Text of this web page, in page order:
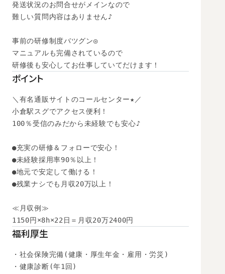
発送状況のお問合せがメインなので
難しい質問内容はありません♪
事前の研修制度バツグン◎
マニュアルも完備されているので
研修後も安心してお仕事していてだけます！
ポイント
＼有名通販サイトのコールセンター★／
小倉駅スグでアクセス便利！
100％受信のみだから未経験でも安心♪
●充実の研修＆フォローで安心！
●未経験採用率90％以上！
●地元で安定して働ける！
●残業ナシでも月収20万以上！
≪月収例≫
1150円×8h×22日＝月収20万2400円
福利厚生
・社会保険完備(健康・厚生年金・雇用・労災)
・健康診断(年1回)